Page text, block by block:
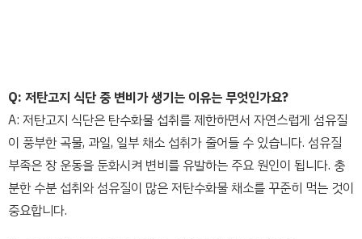
Q: 저탄고지 식단 중 변비가 생기는 이유는 무엇인가요?
A: 저탄고지 식단은 탄수화물 섭취를 제한하면서 자연스럽게 섬유질
이 풍부한 곡물, 과일, 일부 채소 섭취가 줄어들 수 있습니다. 섬유질
부족은 장 운동을 둔화시켜 변비를 유발하는 주요 원인이 됩니다. 충
분한 수분 섭취와 섬유질이 많은 저탄수화물 채소를 꾸준히 먹는 것이
중요합니다.